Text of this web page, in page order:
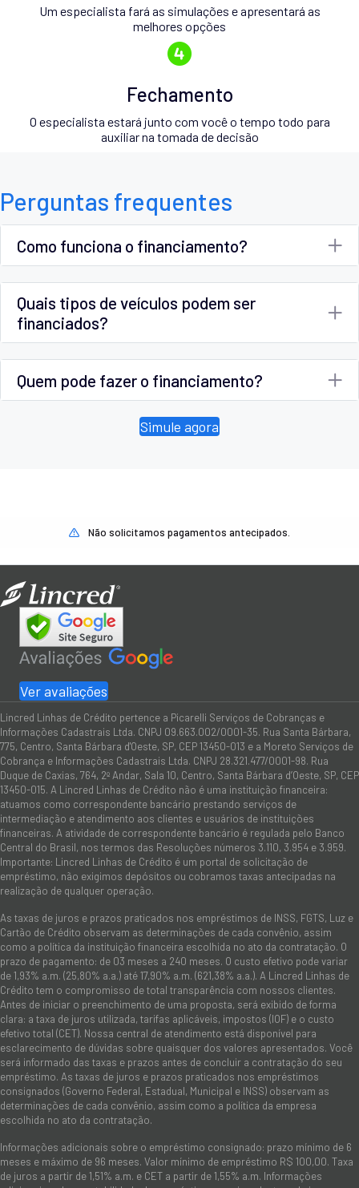
Um especialista fará as simulações e apresentará as
melhores opções
Fechamento
O especialista estará junto com você o tempo todo para
auxiliar na tomada de decisão
Perguntas frequentes
Como funciona o financiamento?
Quais tipos de veículos podem ser
financiados?
Quem pode fazer o financiamento?
Simule agora
Não solicitamos pagamentos antecipados.
Ver avaliações
Lincred Linhas de Crédito pertence a Picarelli Serviços de Cobranças e
Informações Cadastrais Ltda. CNPJ 09.663.002/0001-35. Rua Santa Bárbara,
775, Centro, Santa Bárbara d'Oeste, SP, CEP 13450-013 e a Moreto Serviços de
Cobrança e Informações Cadastrais Ltda. CNPJ 28.321.477/0001-98. Rua
Duque de Caxias, 764, 2º Andar, Sala 10, Centro, Santa Bárbara d’Oeste, SP, CEP
13450-015. A Lincred Linhas de Crédito não é uma instituição financeira:
atuamos como correspondente bancário prestando serviços de
intermediação e atendimento aos clientes e usuários de instituições
financeiras. A atividade de correspondente bancário é regulada pelo Banco
Central do Brasil, nos termos das Resoluções números 3.110, 3.954 e 3.959.
Importante: Lincred Linhas de Crédito é um portal de solicitação de
empréstimo, não exigimos depósitos ou cobramos taxas antecipadas na
realização de qualquer operação.
As taxas de juros e prazos praticados nos empréstimos de INSS, FGTS, Luz e
Cartão de Crédito observam as determinações de cada convênio, assim
como a política da instituição financeira escolhida no ato da contratação. O
prazo de pagamento: de 03 meses a 240 meses. O custo efetivo pode variar
de 1,93% a.m. (25,80% a.a.) até 17,90% a.m. (621,38% a.a.). A Lincred Linhas de
Crédito tem o compromisso de total transparência com nossos clientes.
Antes de iniciar o preenchimento de uma proposta, será exibido de forma
clara: a taxa de juros utilizada, tarifas aplicáveis, impostos (IOF) e o custo
efetivo total (CET). Nossa central de atendimento está disponível para
esclarecimento de dúvidas sobre quaisquer dos valores apresentados. Você
será informado das taxas e prazos antes de concluir a contratação do seu
empréstimo. As taxas de juros e prazos praticados nos empréstimos
consignados (Governo Federal, Estadual, Municipal e INSS) observam as
determinações de cada convênio, assim como a política da empresa
escolhida no ato da contratação.
Informações adicionais sobre o empréstimo consignado: prazo mínimo de 6
meses e máximo de 96 meses. Valor mínimo de empréstimo R$ 100,00. Taxa
de juros a partir de 1,51% a.m. e CET a partir de 1,55% a.m. Informações